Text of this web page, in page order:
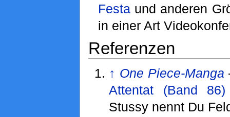
Festaund anderen
in einer Art
Referenzen
↑ One Piece-Manga
Attentat (Band 86)
Stussy nennt Du